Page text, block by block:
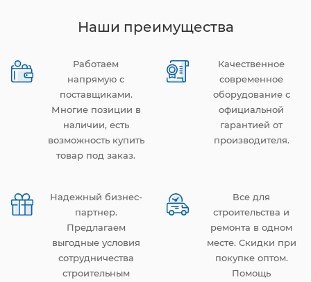
Наши преимущества
Работаем
напрямую с
поставщиками.
Многие позиции в
наличии, есть
возможность купить
товар под заказ.
Качественное
современное
оборудование с
официальной
гарантией от
производителя.
Надежный бизнес-
партнер.
Предлагаем
выгодные условия
сотрудничества
строительным
Все для
строительства и
ремонта в одном
месте. Скидки при
покупке оптом.
Помощь